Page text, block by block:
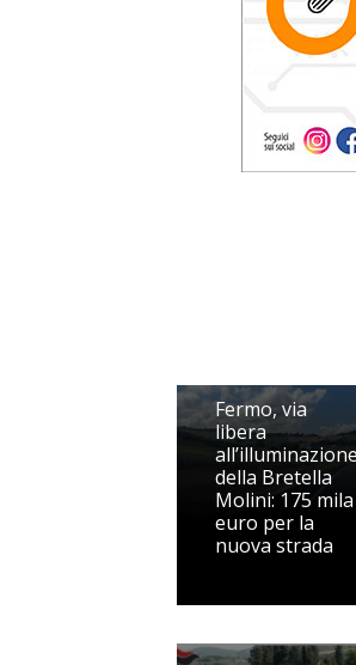
Fermo, via
libera
della Bretella
Molini: 175 mila
euro per la
nuova strada